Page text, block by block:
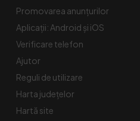
Promovarea anunțurilor
Aplicații: Android și iOS
Verificare telefon
Ajutor
Reguli de utilizare
Harta județelor
Hartă site